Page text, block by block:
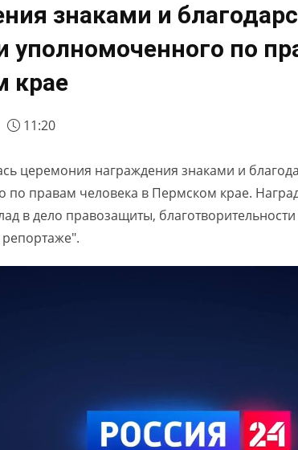
знаками и
уполномоченного по
крае
11:20
церемония награждения знаками и
по правам человека в Пермском крае.
в дело правозащиты,